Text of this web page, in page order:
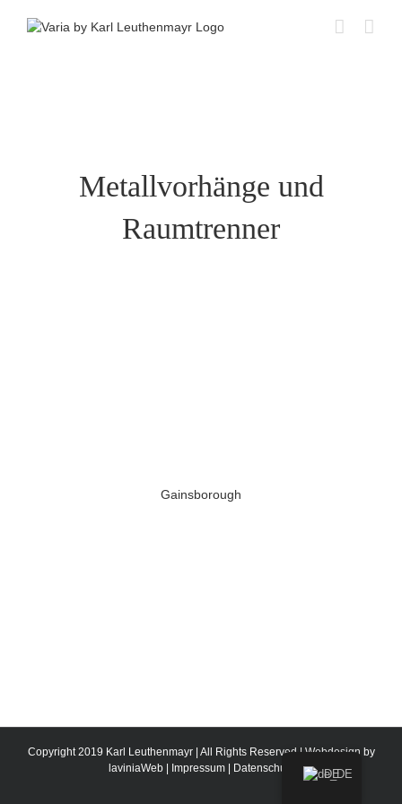
Metallvorhänge und
Raumtrenner
Gainsborough
Copyright 2019 Karl Leuthenmayr | All Rights Reserved | Webdesign by
laviniaWeb| Impressum| Datenschutz DE